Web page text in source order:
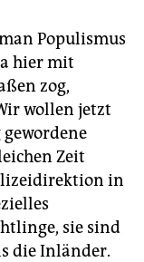
Populismus
hier mit
zog,
wollen jetzt
Zeit
in
sie sind
die Inländer.